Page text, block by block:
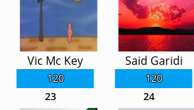
120
Vic Mc Key
120
Said Garidi
23 24